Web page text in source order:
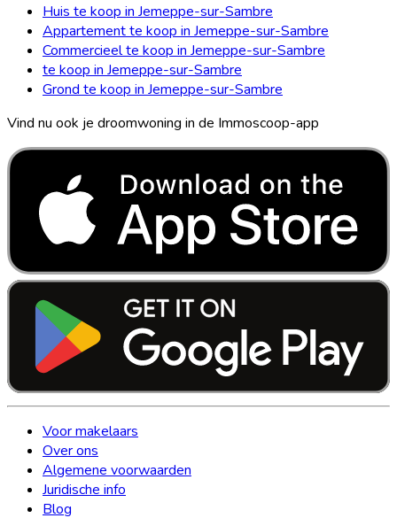
Huis te koop in Jemeppe-sur-Sambre
Appartement te koop in Jemeppe-sur-Sambre
Commercieel te koop in Jemeppe-sur-Sambre
te koop in Jemeppe-sur-Sambre
Grond te koop in Jemeppe-sur-Sambre
Vind nu ook je droomwoning in de Immoscoop-app
Voor makelaars
Over ons
Algemene voorwaarden
Juridische info
Blog